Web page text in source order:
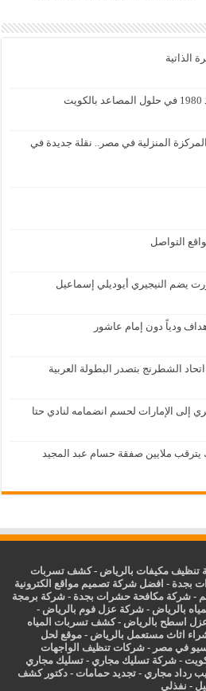
الذاتية
المنزلية في مصر.. نقلة جديدة في
التواصل
يضم النيجيري أيوديلي إسماعيل
ودياً دون إمام عاشور
إلى الإمارات لحسم انضمامه لنادي حتا
يترقب ملايين صفقة حسام عبد المجيد
تنظيف مكيفات بالرياض -كشف تسربات
بجدة - افضل شركة تصميم مواقع الكترونية
-شركة مكافحة حشرات بجدة -شركة برمجة
بالرياض -شركة عزل فوم بالرياض -
اسطح بالرياض -كشف تسربات المياه
اثاث مستعمل بالرياض - موقع لحل
في مصر -شركات تنظيف الواجهات
-شركة تسليك مجاري -تسليك مجاري
رداد مجاري -تجديد حمامات -دكتور كشف
- نفذلي